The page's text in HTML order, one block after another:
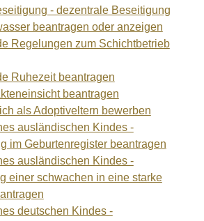
- dezentrale Beseitigung
beantragen oder anzeigen
Regelungen zum Schichtbetrieb
Ruhezeit beantragen
beantragen
als Adoptiveltern bewerben
ausländischen Kindes -
im Geburtenregister beantragen
ausländischen Kindes -
einer schwachen in eine starke
deutschen Kindes -